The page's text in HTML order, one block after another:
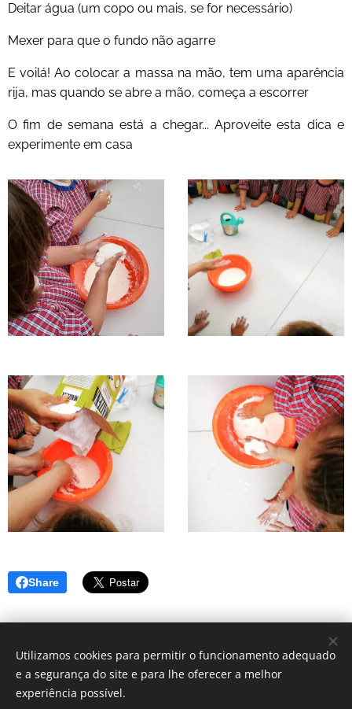
Deitar água (um copo ou mais, se for necessário)
Mexer para que o fundo não agarre
E voilá! Ao colocar a massa na mão, tem uma aparência
rija, mas quando se abre a mão, começa a escorrer
O fim de semana está a chegar... Aproveite esta dica e
experimente em casa
Share
Utilizamos cookies para permitir o funcionamento adequado
e a segurança do site e para lhe oferecer a melhor
experiência possível.